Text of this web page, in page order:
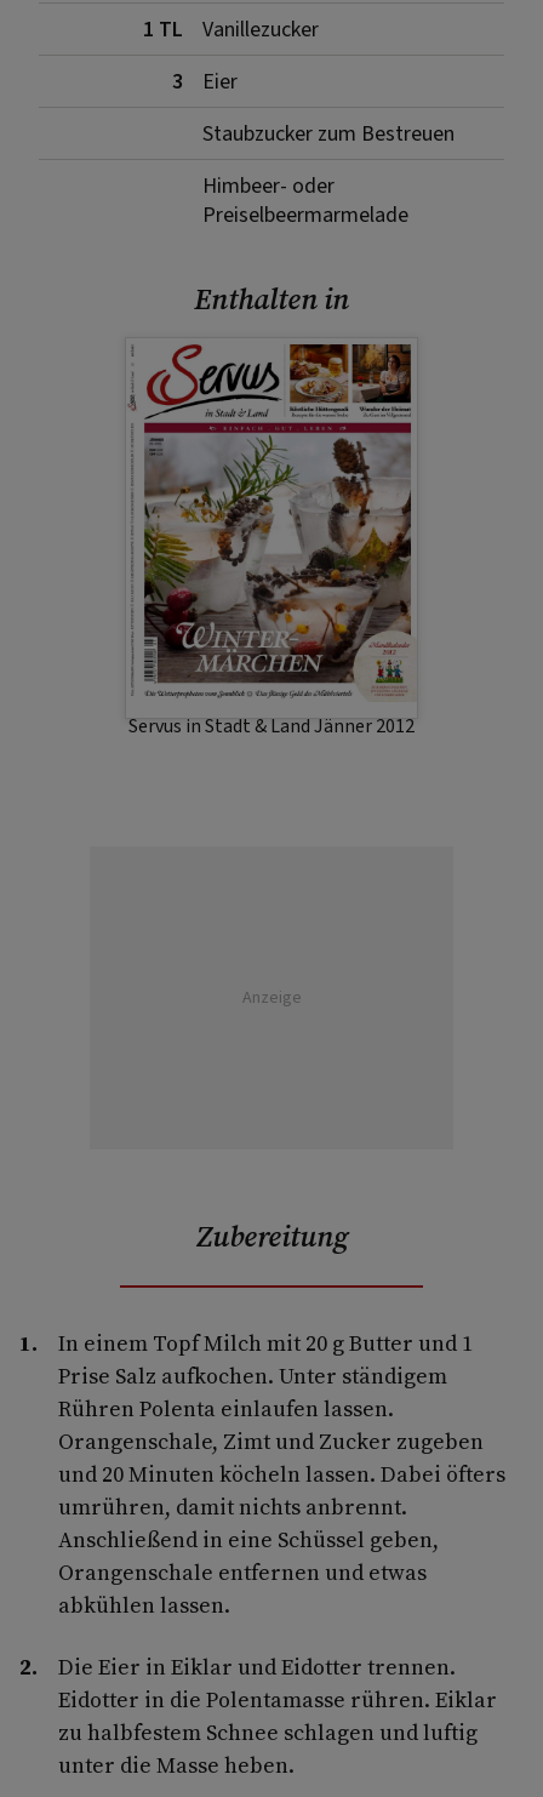
1 TL
Vanillezucker
3
Eier
Staubzucker zum Bestreuen
Himbeer- oder
Preiselbeermarmelade
Enthalten in
Servus in Stadt & Land Jänner 2012
Anzeige
Zubereitung
In einem Topf Milch mit 20 g Butter und 1
Prise Salz aufkochen. Unter ständigem
Rühren Polenta einlaufen lassen.
Orangenschale, Zimt und Zucker zugeben
und 20 Minuten köcheln lassen. Dabei öfters
umrühren, damit nichts anbrennt.
Anschließend in eine Schüssel geben,
Orangenschale entfernen und etwas
abkühlen lassen.
Die Eier in Eiklar und Eidotter trennen.
Eidotter in die Polentamasse rühren. Eiklar
zu halbfestem Schnee schlagen und luftig
unter die Masse heben.